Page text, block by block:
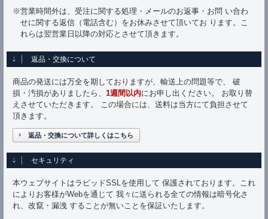
※営業時間外は、受注に関する処理・メールのお返事・お問 い合わ
せに関する返信（電話含む）をお休みさせて頂いてお ります。こ
れらは翌営業日以降の対応とさせて頂きます。
返品・交換について
商品の発送には万全を期しておりますが、輸送上の問題等で、 破
損・汚損がありましたら、 1週間以内にお申し出ください。 お取り替
えさせていただきます。 この場合には、送料は当方にて負担させて
頂きます。
返品・交換について詳しくはこちら
セキュリティ
本ウェブサイトはラピッドSSLを使用して 保護されております。これ
によりお客様がWebを通じて 我々に送られる全ての情報は暗号化さ
れ、改竄・漏洩 することが無いことを保証いたします。